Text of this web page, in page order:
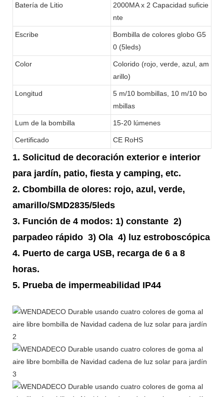
Batería de Litio
2000MA x 2 Capacidad suficie
nte
Escribe
Bombilla de colores globo G5
0 (5leds)
Color
Colorido (rojo, verde, azul, am
arillo)
Longitud
5 m/10 bombillas, 10 m/10 bo
mbillas
Lum de la bombilla 15-20 lúmenes
Certificado CE RoHS
1. Solicitud de decoración exterior e interior
para jardín, patio, fiesta y camping, etc.
2. Cbombilla de olores: rojo, azul, verde,
amarillo/SMD2835/5leds
3. Función de 4 modos: 1) constante 2)
parpadeo rápido 3) Ola 4) luz estroboscópica
4. Puerto de carga USB, recarga de 6 a 8
horas.
5. Prueba de impermeabilidad IP44